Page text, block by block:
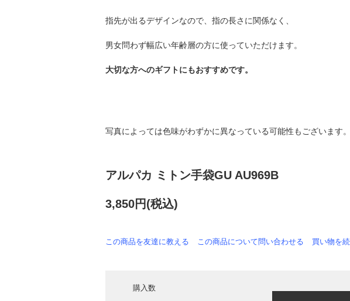
指先が出るデザインなので、指の長さに関係なく、
男女問わず幅広い年齢層の方に使っていただけます。
大切な方へのギフトにもおすすめです。
写真によっては色味がわずかに異なっている可能性もございます
アルパカ ミトン手袋GU AU969B
3,850円(税込)
この商品を友達に教える この商品について問い合わせる 買い物を
購入数